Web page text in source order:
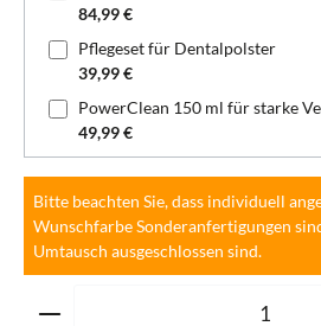
84,99 €
Pflegeset für Dentalpolster
39,99 €
PowerClean 150 ml für starke
49,99 €
Bitte beachten Sie, dass individuell
Wunschfarbe Sonderanfertigungen
Umtausch ausgeschlossen sind.
Produkt Anzahl: Gib den